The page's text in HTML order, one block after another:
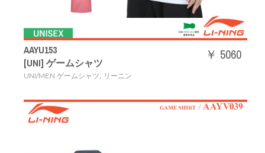
AAYU153
[UNI] ゲームシャツ
UNI/MEN ゲームシャツ, リーニン
￥ 5060